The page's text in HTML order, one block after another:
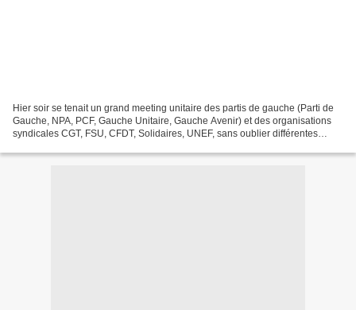
Hier soir se tenait un grand meeting unitaire des partis de gauche (Parti de
Gauche, NPA, PCF, Gauche Unitaire, Gauche Avenir) et des organisations
syndicales CGT, FSU, CFDT, Solidaires, UNEF, sans oublier différentes